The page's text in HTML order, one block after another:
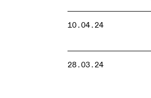
10.04.24
28.03.24